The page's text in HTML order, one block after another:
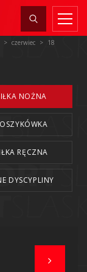
czerwiec 18
NOŻNA
RĘCZNA
DYSCYPLINY